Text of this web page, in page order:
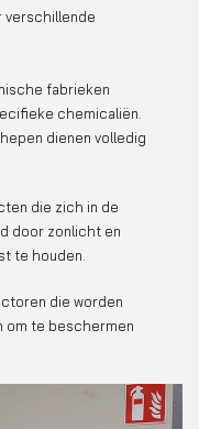
verschillende
fabrieken
chemicaliën.
dienen volledig
die zich in de
door zonlicht en
te houden.
die worden
om te beschermen